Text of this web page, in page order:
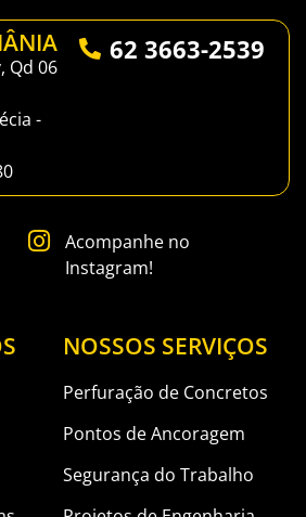
Qd 06
-
62 3663-2539
Acompanhe no
Instagram!
NOSSOS SERVIÇOS
Perfuração de Concretos
Pontos de Ancoragem
Segurança do Trabalho